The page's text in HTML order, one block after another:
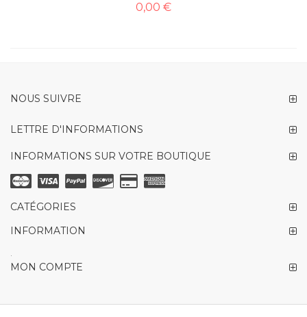
0,00 €
NOUS SUIVRE
LETTRE D'INFORMATIONS
INFORMATIONS SUR VOTRE BOUTIQUE
CATÉGORIES
INFORMATION
.
MON COMPTE